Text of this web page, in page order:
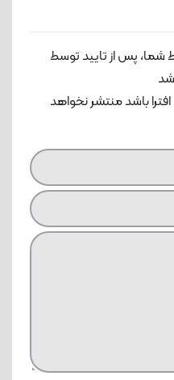
پس از تایید توسط
باشد منتشر نخواهد